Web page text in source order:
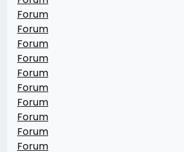
Forum
Forum
Forum
Forum
Forum
Forum
Forum
Forum
Forum
Forum